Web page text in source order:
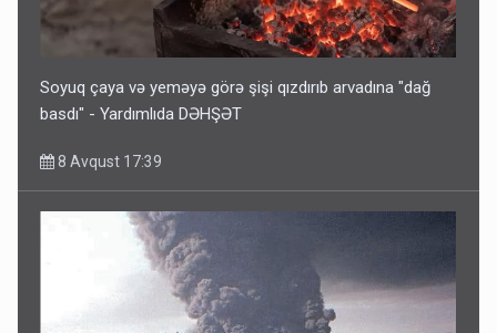
Soyuq çaya və yeməyə görə şişi qızdırıb arvadına "dağ
basdı" - Yardımlıda DƏHŞƏT
8 Avqust 17:39